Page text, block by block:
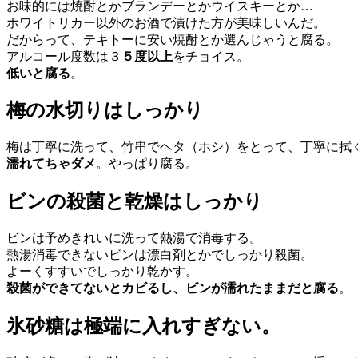
お味的には焼酎とかブランデーとかウイスキーとか…
ホワイトリカー以外のお酒で漬けた方が美味しいんだ。
だからって、テキトーに安い焼酎とか選んじゃうと腐る。
アルコール度数は３ ５度以上をチョイス。
低いと腐る。
梅の水切りはしっかり
梅は丁寧に洗って、竹串でヘタ（ホシ）をとって、丁寧に拭
濡れてちゃダメ 。やっぱり腐る。
ビンの殺菌と乾燥はしっかり
ビンは予めきれいに洗って熱湯で消毒する。
熱湯消毒できないビンは漂白剤とかでしっかり殺菌。
よーくすすいでしっかり乾かす。
殺菌ができてないとカビるし、ビンが濡れたままだと腐る。
氷砂糖は極端に入れすぎない。